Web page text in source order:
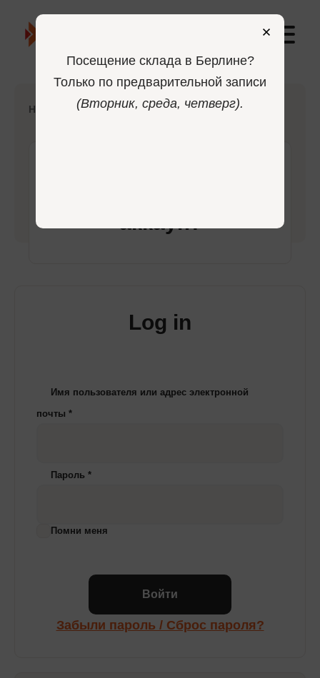
Home Login
аккаунт
Log in
Имя пользователя или адрес электронной
почты*
Пароль*
Помни меня
Войти
Забыли пароль / Сброс пароля?
Посещение склада в Берлине?
Только по предварительной записи
(Вторник, среда, четверг).